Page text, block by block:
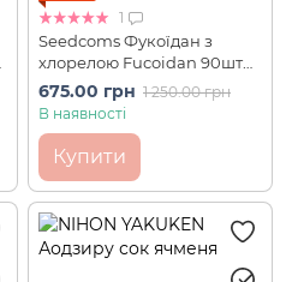
1
Seedcoms Фукоїдан з
хлорелою Fucoidan 90шт
на 90 днів
675.00 грн 1 250.00 грн
В наявності
Купити